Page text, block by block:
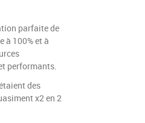
parfaite de
à 100% et à
performants.
des
x2 en 2